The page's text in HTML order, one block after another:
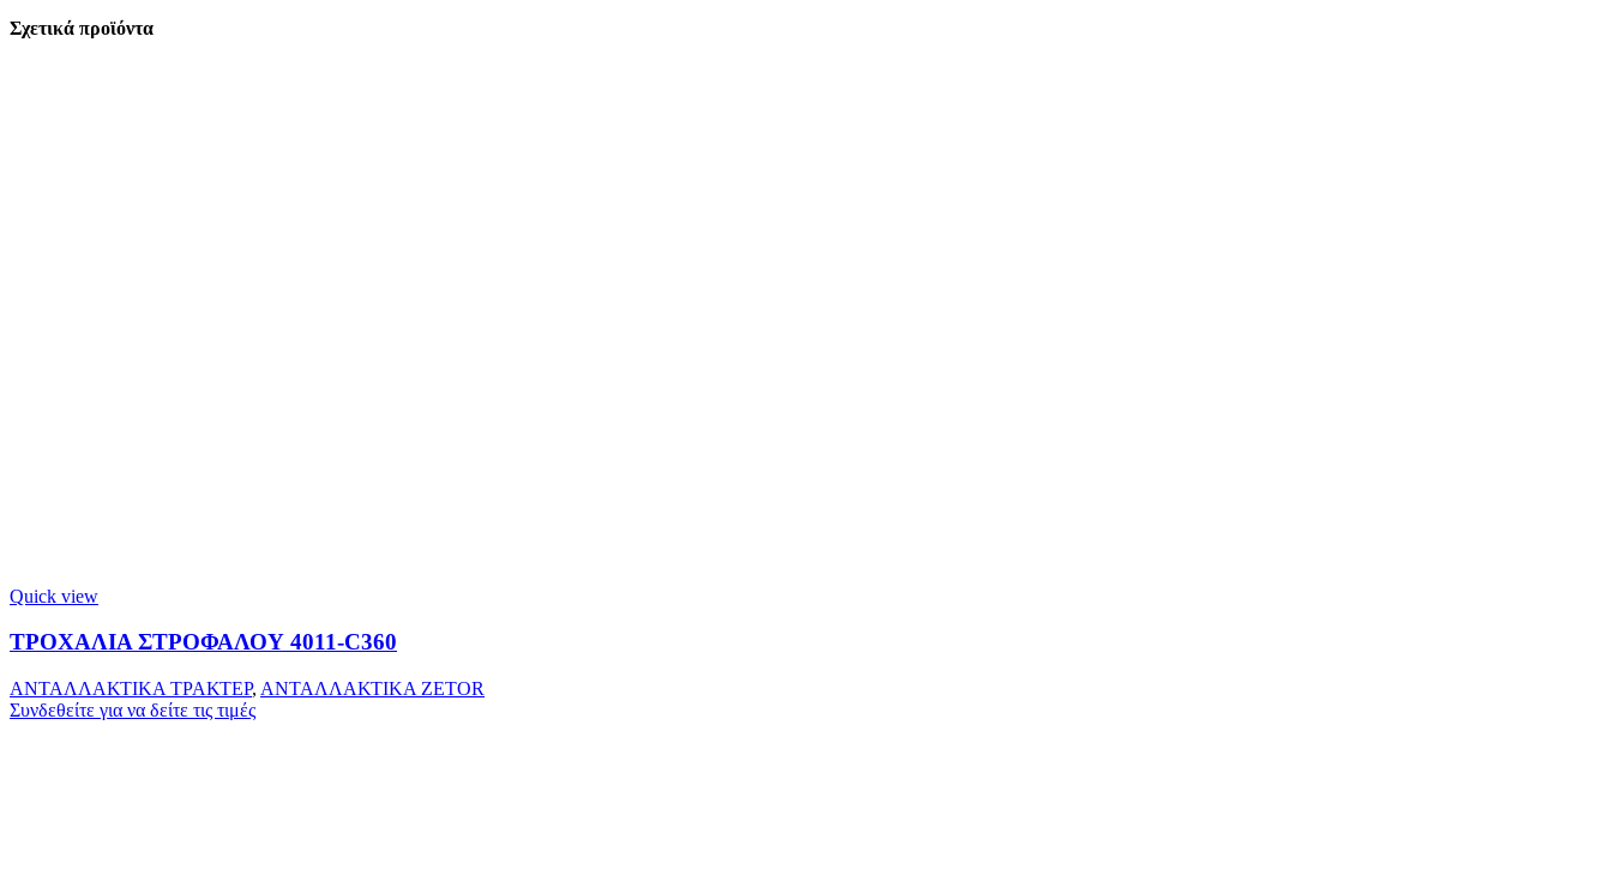
Σχετικά προϊόντα
Quick view
ΤΡΟΧΑΛΙΑ ΣΤΡΟΦΑΛΟΥ 4011-C360
ΑΝΤΑΛΛΑΚΤΙΚΑ ΤΡΑΚΤΕΡ, ΑΝΤΑΛΛΑΚΤΙΚΑ ZETOR
Συνδεθείτε για να δείτε τις τιμές